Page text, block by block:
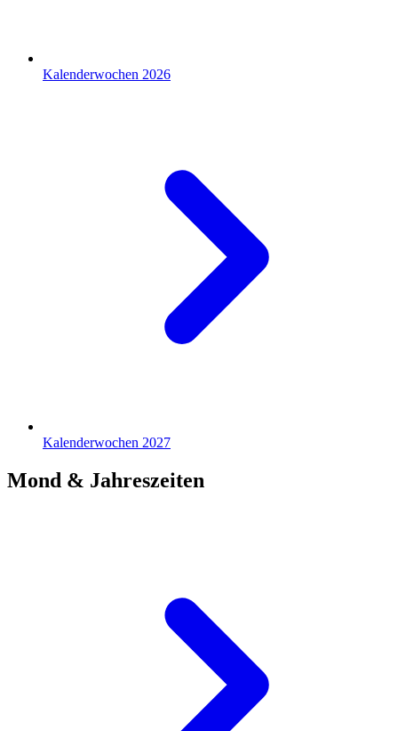
Kalenderwochen 2026
Kalenderwochen 2027
Mond & Jahreszeiten